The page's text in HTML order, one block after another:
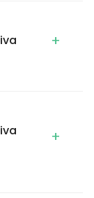
+
+